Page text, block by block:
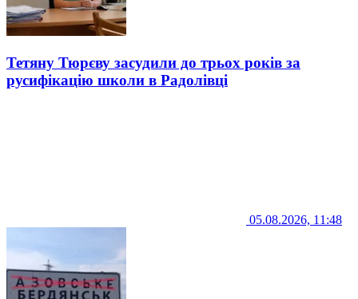
Тетяну Тюрєву засудили до трьох років за
русифікацію школи в Радолівці
05.08.2026, 11:48